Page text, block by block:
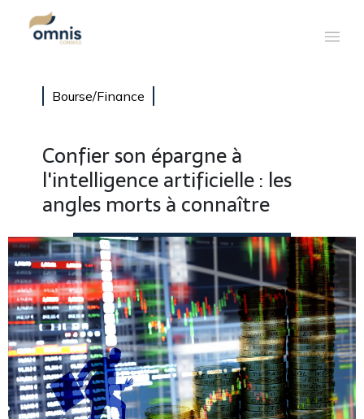
Bourse/Finance
Confier son épargne à
l'intelligence artificielle : les
angles morts à connaître